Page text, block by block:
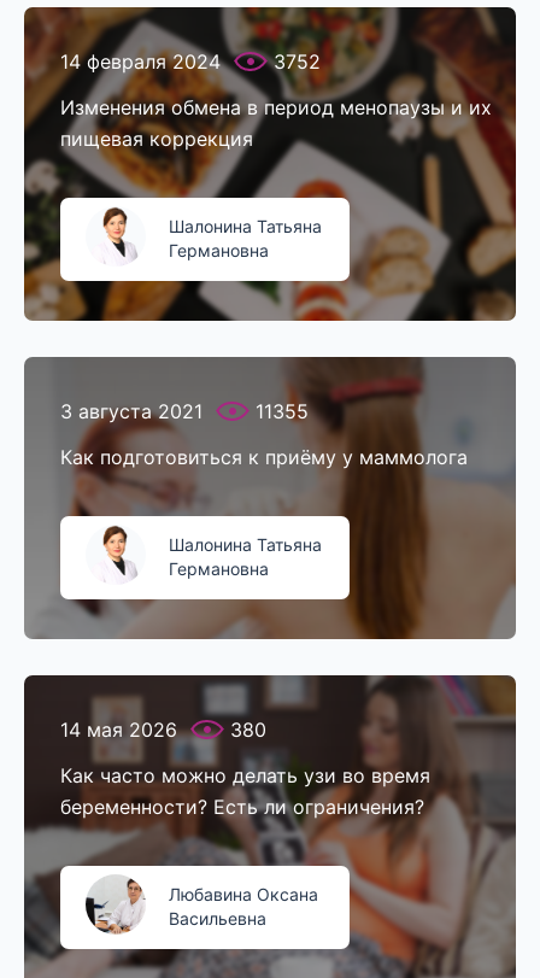
14 февраля 2024
3752
Изменения обмена в период менопаузы и их
пищевая коррекция
Шалонина Татьяна
Германовна
3 августа 2021
11355
Как подготовиться к приёму у маммолога
Шалонина Татьяна
Германовна
14 мая 2026
380
Как часто можно делать узи во время
беременности? Есть ли ограничения?
Любавина Оксана
Васильевна